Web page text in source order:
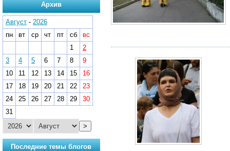
Архив
Август - 2026
пн
вт ср чт пт сб
вс
1
2
3
4 5 6 7 8
9
10
11 12 13 14 15
16
17
18 19 20 21 22
23
24
25 26 27 28 29
30
31
>
Последние темы блогов